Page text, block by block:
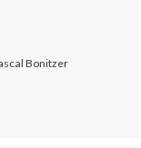
Bonitzer